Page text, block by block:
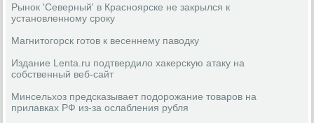
Рынок 'Северный' в Красноярске не закрылся к
установленному сроку
Магнитогорск готов к весеннему паводку
Издание Lenta.ru подтвердило хакерскую атаку на
собственный веб-сайт
Минсельхоз предсказывает подорожание товаров на
прилавках РФ из-за ослабления рубля